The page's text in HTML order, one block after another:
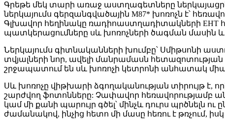
Գրեթե մեկ տարի առաջ աստղագետները
ներկայումս գերզանգվածային M87* խոռոչն է՝
Գլխավոր հեղինակը ռադիոաստղադիտակների
պատկերացումները սև խոռոչների ծագման մասին
Ներկայումս գիտնականների խումբը՝ Սմիթսոնի
տվյալների նոր, ավելի մանրամասն հետազոտության
շրջապատում են սև խոռոչի կետրոնի անհատակ
Սև խոռոչը վիթխարի ձգողականության տիրույթ է,
շարժվող ֆոտոնները: Չափավոր հեռավորությամբ
կամ մի քանի պարույր գծել՝ մինչև դուրս պրծնելն
ժամանակով, ինչից հետո մի մասը հեռու է թռչում,